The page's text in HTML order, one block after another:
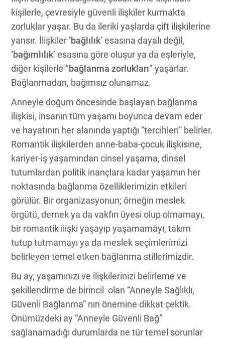
kişilerle, çevresiyle güvenli ilişkiler kurmakta
zorluklar yaşar. Bu da ileriki yaşlarda çift ilişkilerine
yansır. İlişkiler ‘bağlılık’esasına dayalı değil,
‘bağımlılık’esasına göre oluşur ya da eşleriyle,
diğer kişilerle “bağlanma zorlukları”yaşarlar.
Bağlanmadan, bağımsız olunamaz.
Anneyle doğum öncesinde başlayan bağlanma
ilişkisi, insanın tüm yaşamı boyunca devam eder
ve hayatının her alanında yaptığı “tercihleri” belirler.
Romantik ilişkilerden anne-baba-çocuk ilişkisine,
kariyer-iş yaşamından cinsel yaşama, dinsel
tutumlardan politik inançlara kadar yaşamın her
noktasında bağlanma özelliklerimizin etkileri
görülür. Bir organizasyonun; örneğin meslek
örgütü, dernek ya da vakfın üyesi olup olmamayı,
bir romantik ilişki yaşayıp yaşamamayı, takım
tutup tutmamayı ya da meslek seçimlerimizi
belirleyen temel etken bağlanma stillerimizdir.
Bu ay, yaşamınızı ve ilişkilerinizi belirleme ve
şekillendirme de birincil olan “Anneyle Sağlıklı,
Güvenli Bağlanma” nın önemine dikkat çektik.
Önümüzdeki ay “Anneyle Güvenli Bağ”
sağlanamadığı durumlarda ne tür temel sorunlar